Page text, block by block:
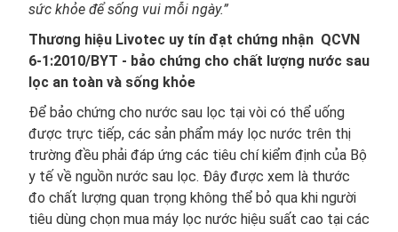
sức khỏe để sống vui mỗi ngày.”
Thương hiệu Livotec uy tín đạt chứng nhận QCVN
6-1:2010/BYT - bảo chứng cho chất lượng nước sau
lọc an toàn và sống khỏe
Để bảo chứng cho nước sau lọc tại vòi có thể uống
được trực tiếp, các sản phẩm máy lọc nước trên thị
trường đều phải đáp ứng các tiêu chí kiểm định của Bộ
y tế về nguồn nước sau lọc. Đây được xem là thước
đo chất lượng quan trọng không thể bỏ qua khi người
tiêu dùng chọn mua máy lọc nước hiệu suất cao tại các